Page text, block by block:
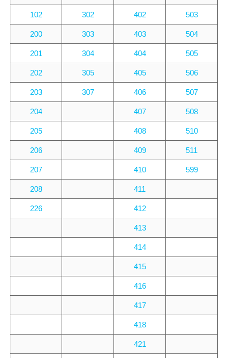
Kurumsal
Müşteri Giriş
Yeni Kayıt
102 302 402 503
200 303 403 504
201 304 404 505
202 305 405 506
203 307 406 507
204 407 508
205 408 510
206 409 511
207 410 599
208 411
226 412
413
414
415
416
417
418
421